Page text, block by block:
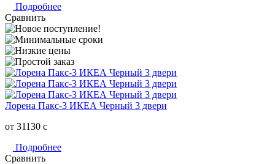
Подробнее
Сравнить
Лорена Пакс-3 ИКЕА Черный 3 двери
от 31130 c
Подробнее
Сравнить